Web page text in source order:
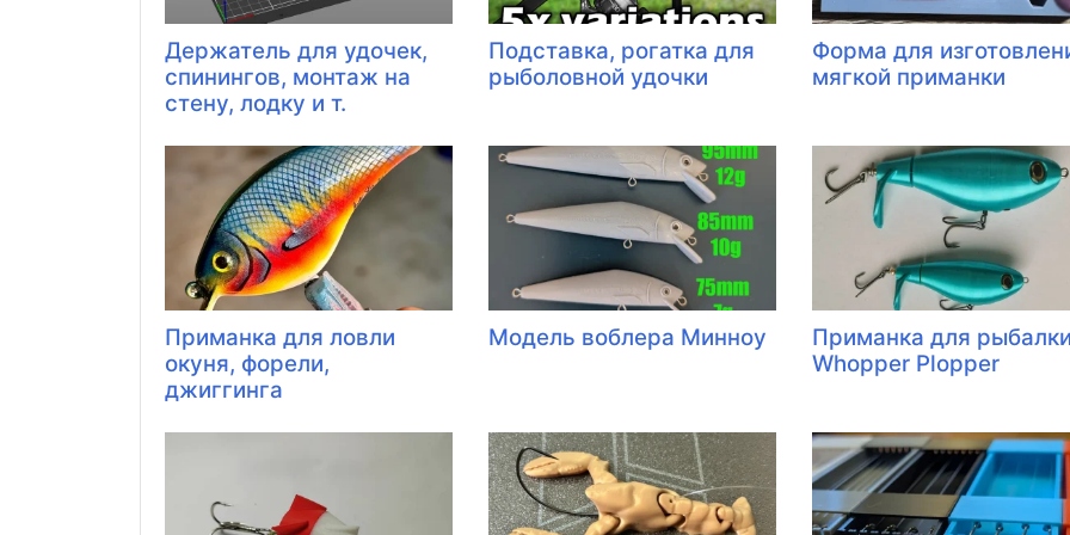
Держатель для удочек,
спинингов, монтаж на
стену, лодку и т.
Подставка, рогатка для
рыболовной удочки
Форма для
мягкой приманки
Приманка для ловли
окуня, форели,
джиггинга
Модель воблера Минноу
Приманка для
Whopper Plopper